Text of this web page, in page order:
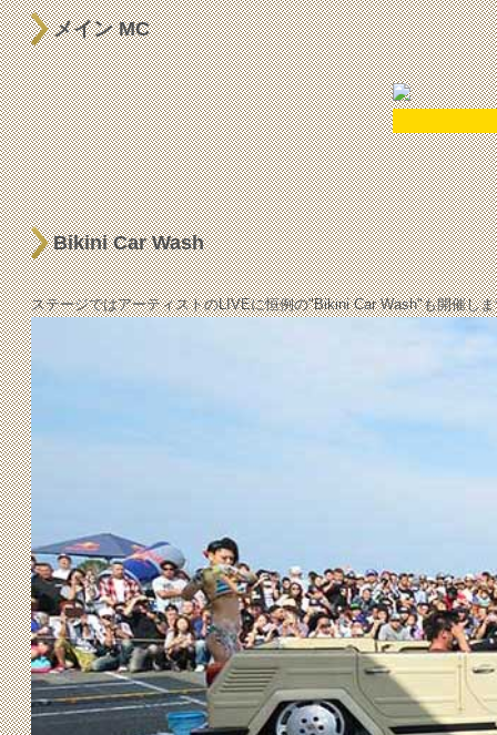
メイン MC
Bikini Car Wash
ステージではアーティストのLIVEに恒例の"Bikini Car Wash"も開催し